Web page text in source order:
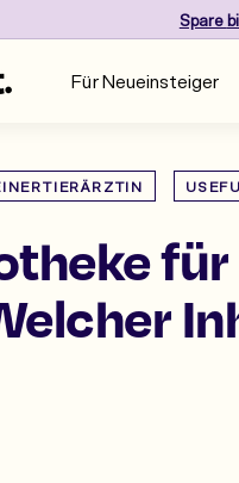
Spare
Für Neueinsteiger